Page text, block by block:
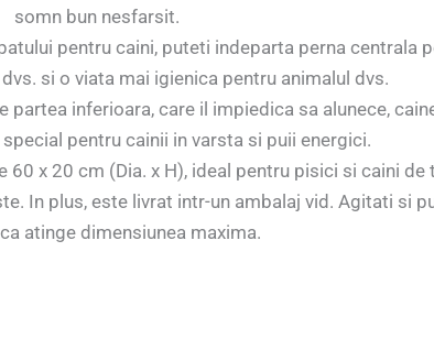
somn bun nesfarsit.
pentru caini, puteti indeparta perna centrala
si o viata mai igienica pentru animalul dvs.
partea inferioara, care il impiedica sa alunece,
pentru cainii in varsta si puii energici.
x 20 cm (Dia. x H), ideal pentru pisici si caini
In plus, este livrat intr-un ambalaj vid. Agitati si
atinge dimensiunea maxima.